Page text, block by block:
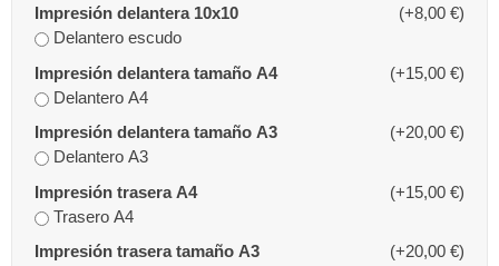
Impresión delantera 10x10
(+8,00 €)
Delantero escudo
Impresión delantera tamaño A4
(+15,00 €)
Delantero A4
Impresión delantera tamaño A3
(+20,00 €)
Delantero A3
Impresión trasera A4
(+15,00 €)
Trasero A4
Impresión trasera tamaño A3
(+20,00 €)